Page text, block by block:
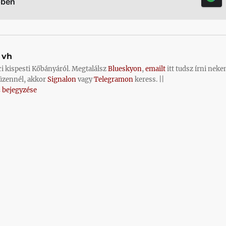
kispesti Kőbányáról. MegtalálszBlueskyon,emailtitt tudsz írni
akkorSignalonvagyTelegramonkeress. ||